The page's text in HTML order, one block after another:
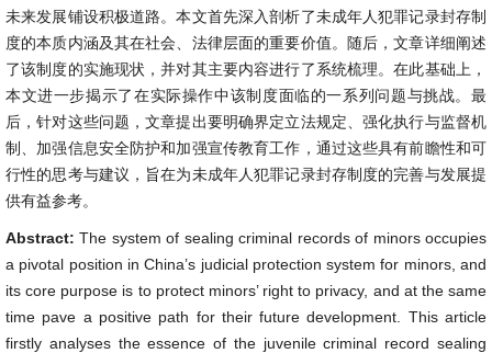
未来发展铺设积极道路。本文首先深入剖析了未成年人犯罪记录封存制
度的本质内涵及其在社会、法律层面的重要价值。随后，文章详细阐述
了该制度的实施现状，并对其主要内容进行了系统梳理。在此基础上，
本文进一步揭示了在实际操作中该制度面临的一系列问题与挑战。最
后，针对这些问题，文章提出要明确界定立法规定、强化执行与监督机
制、加强信息安全防护和加强宣传教育工作，通过这些具有前瞻性和可
行性的思考与建议，旨在为未成年人犯罪记录封存制度的完善与发展提
供有益参考。
Abstract:The system of sealing criminal records of minors occupies
a pivotal position in China’s judicial protection system for minors, and
its core purpose is to protect minors’ right to privacy, and at the same
time pave a positive path for their future development. This article
firstly analyses the essence of the juvenile criminal record sealing